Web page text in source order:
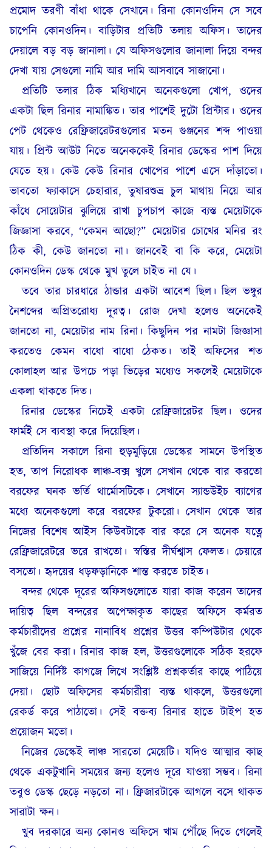
প্রমোদ তরণী বাঁধা থাকে সেখানে। রিনা কোনওদিন সে সবে
চাপেনি কোনওদিন। বাড়িটার প্রতিটি তলায় অফিস। তাদের
দেয়ালে বড় বড় জানালা। যে অফিসগুলোর জানালা দিয়ে বন্দর
দেখা যায় সেগুলো নামি আর দামি আসবাবে সাজানো।
প্রতিটি তলার ঠিক মধ্যিখানে অনেকগুলো খোপ, ওদের
একটা ছিল রিনার নামাঙ্কিত। তার পাশেই দুটো প্রিন্টার। ওদের
পেট থেকেও রেফ্রিজারেটরগুলোর মতন গুঞ্জনের শব্দ পাওয়া
যায়। প্রিন্ট আউট নিতে অনেককেই রিনার ডেস্কের পাশ দিয়ে
যেতে হয়। কেউ কেউ রিনার খোপের পাশে এসে দাঁড়াতো।
ভাবতো ফ্যাকাসে চেহারার, তুষারশুভ্র চুল মাথায় নিয়ে আর
কাঁধে সোয়েটার ঝুলিয়ে রাখা চুপচাপ কাজে ব্যস্ত মেয়েটাকে
জিজ্ঞাসা করবে, “কেমন আছো?” মেয়েটার চোখের মনির রং
ঠিক কী, কেউ জানতো না। জানবেই বা কি করে, মেয়েটা
কোনওদিন ডেস্ক থেকে মুখ তুলে চাইত না যে।
তবে তার চারধারে ঠান্ডার একটা আবেশ ছিল। ছিল ভঙ্গুর
নৈশব্দের অপ্রিতরোধ্য দূরত্ব। রোজ দেখা হলেও অনেকেই
জানতো না, মেয়েটার নাম রিনা। কিছুদিন পর নামটা জিজ্ঞাসা
করতেও কেমন বাধো বাধো ঠেকত। তাই অফিসের শত
কোলাহল আর উপচে পড়া ভিড়ের মধ্যেও সকলেই মেয়েটাকে
একলা থাকতে দিত।
রিনার ডেস্কের নিচেই একটা রেফ্রিজারেটর ছিল। ওদের
ফার্মই সে ব্যবস্থা করে দিয়েছিল।
প্রতিদিন সকালে রিনা হুড়মুড়িয়ে ডেস্কের সামনে উপস্থিত
হত, তাপ নিরোধক লাঞ্চ-বক্স খুলে সেখান থেকে বার করতো
বরফের ঘনক ভর্তি থার্মোসটিকে। সেখানে স্যান্ডউইচ ব্যাগের
মধ্যে অনেকগুলো করে বরফের টুকরো। সেখান থেকে তার
নিজের বিশেষ আইস কিউবটাকে বার করে সে অনেক যত্নে
রেফ্রিজারেটরে ভরে রাখতো। স্বস্তির দীর্ঘশ্বাস ফেলত। চেয়ারে
বসতো। হৃদয়ের ধড়ফড়ানিকে শান্ত করতে চাইত।
বন্দর থেকে দূরের অফিসগুলোতে যারা কাজ করেন তাদের
দায়িত্ব ছিল বন্দরের অপেক্ষাকৃত কাছের অফিসে কর্মরত
কর্মচারীদের প্রশ্নের নানাবিধ প্রশ্নের উত্তর কম্পিউটার থেকে
খুঁজে বের করা। রিনার কাজ হল, উত্তরগুলোকে সঠিক হরফে
সাজিয়ে নির্দিষ্ট কাগজে লিখে সংশ্লিষ্ট প্রশ্নকর্তার কাছে পাঠিয়ে
দেয়া। ছোট অফিসের কর্মচারীরা ব্যস্ত থাকলে, উত্তরগুলো
রেকর্ড করে পাঠাতো। সেই বক্তব্য রিনার হাতে টাইপ হত
প্রয়োজন মতো।
নিজের ডেস্কেই লাঞ্চ সারতো মেয়েটি। যদিও আত্মার কাছ
থেকে একটুখানি সময়ের জন্য হলেও দূরে যাওয়া সম্ভব। রিনা
তবুও ডেস্ক ছেড়ে নড়তো না। ফ্রিজারটাকে আগলে বসে থাকত
সারাটা ক্ষন।
খুব দরকারে অন্য কোনও অফিসে খাম পৌঁছে দিতে গেলেই